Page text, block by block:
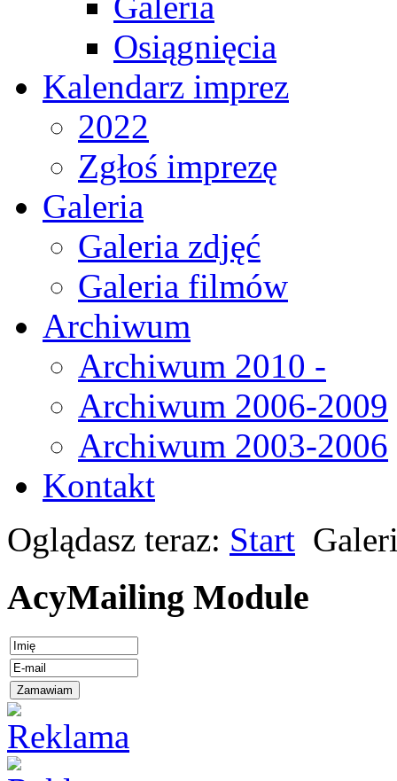
Osiągnięcia
Kalendarz imprez
2022
Zgłoś imprezę
Galeria
Galeria zdjęć
Galeria filmów
Archiwum
Archiwum 2010 -
Archiwum 2006-2009
Archiwum 2003-2006
Kontakt
Oglądasz teraz: Start
AcyMailing Module